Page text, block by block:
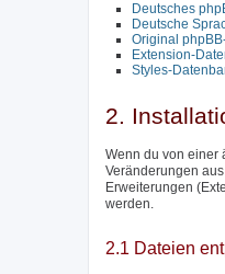
Deutsches
Deutsche
Original
Extension-
Styles-
2.
Wenn du von einer
Veränderungen
Erweiterungen
werden.
2.1 Dateien